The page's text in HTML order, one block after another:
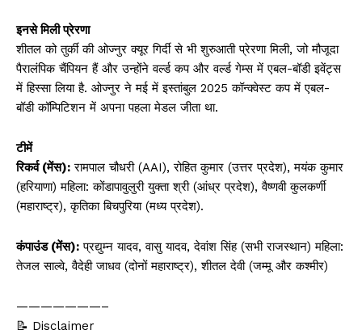
इनसे मिली प्रेरणा
शीतल को तुर्की की ओज्नुर क्यूर गिर्दी से भी शुरुआती प्रेरणा मिली, जो मौजूदा
पैरालंपिक चैंपियन हैं और उन्होंने वर्ल्ड कप और वर्ल्ड गेम्स में एबल-बॉडी इवेंट्स
में हिस्सा लिया है. ओज्नुर ने मई में इस्तांबुल 2025 कॉन्क्वेस्ट कप में एबल-
बॉडी कॉम्पिटिशन में अपना पहला मेडल जीता था.
टीमें
रिकर्व (मेंस): रामपाल चौधरी (AAI), रोहित कुमार (उत्तर प्रदेश), मयंक कुमार
(हरियाणा) महिला: कोंडापावुलुरी युक्ता श्री (आंध्र प्रदेश), वैष्णवी कुलकर्णी
(महाराष्ट्र), कृतिका बिचपुरिया (मध्य प्रदेश).
कंपाउंड (मेंस): प्रद्युम्न यादव, वासु यादव, देवांश सिंह (सभी राजस्थान) महिला:
तेजल साल्वे, वैदेही जाधव (दोनों महाराष्ट्र), शीतल देवी (जम्मू और कश्मीर)
———————–
📝 Disclaimer